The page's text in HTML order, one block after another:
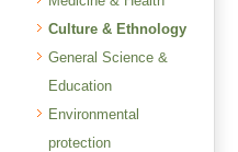
Culture & Ethnology
General Science &
Education
Environmental
protection